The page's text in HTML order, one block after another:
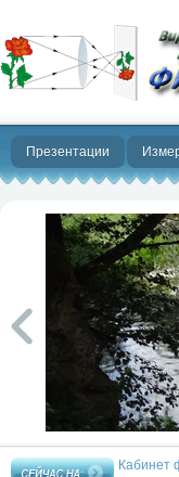
Нет предела
Презентации
Кабинет